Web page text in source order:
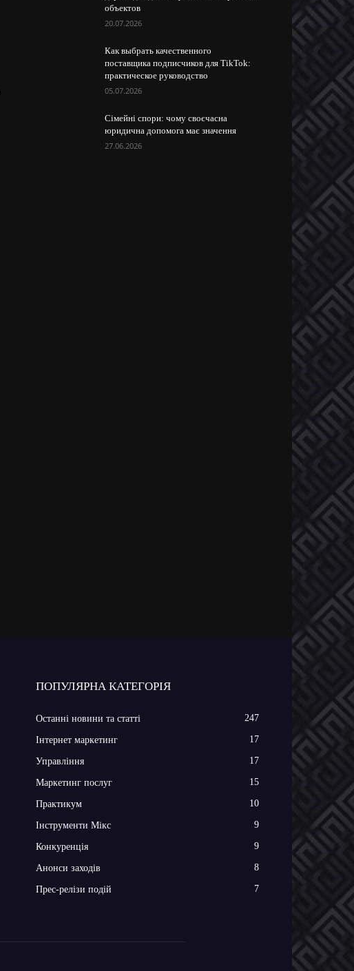
объектов
20.07.2026
Как выбрать качественного
поставщика подписчиков для TikTok:
практическое руководство
05.07.2026
Сімейні спори: чому своєчасна
юридична допомога має значення
27.06.2026
ПОПУЛЯРНА КАТЕГОРІЯ
Останні новини та статті 247
Інтернет маркетинг 17
Управління 17
Маркетинг послуг 15
Практикум 10
Інструменти Мікс 9
Конкуренція 9
Анонси заходів 8
Прес-релізи подій 7